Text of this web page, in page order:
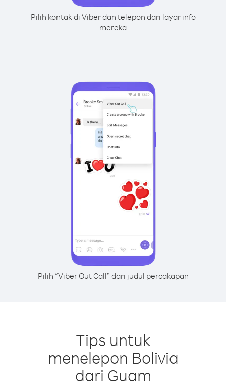
Pilih kontak di Viber dan telepon dari layar info
mereka
Pilih “Viber Out Call” dari judul percakapan
Tips untuk
menelepon Bolivia
dari Guam